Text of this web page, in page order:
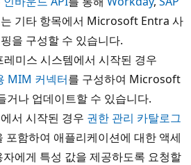
기타 항목에서 Microsoft Entra 사
을 구성할 수 있습니다.
미스 시스템에서 시작된 경우
MIM 커넥터를 구성하여 Microsoft
거나 업데이트할 수 있습니다.
서 시작된 경우 권한 관리 카탈로그
포함하여 애플리케이션에 대한 액세
에게 특성 값을 제공하도록 요청할